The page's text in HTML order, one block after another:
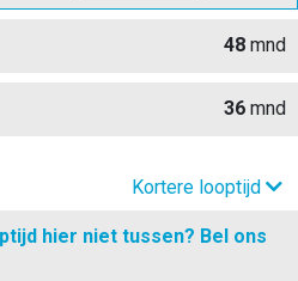
48 mnd
36 mnd
Kortere looptijd
hier niet tussen? Bel ons